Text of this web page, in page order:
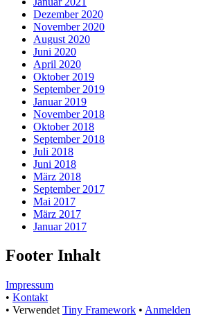
Dezember 2020
November 2020
August 2020
Juni 2020
April 2020
Oktober 2019
September 2019
Januar 2019
November 2018
Oktober 2018
September 2018
Juli 2018
Juni 2018
März 2018
September 2017
Mai 2017
März 2017
Januar 2017
Footer Inhalt
Impressum
• Kontakt
• Verwendet Tiny Framework • Anmelden